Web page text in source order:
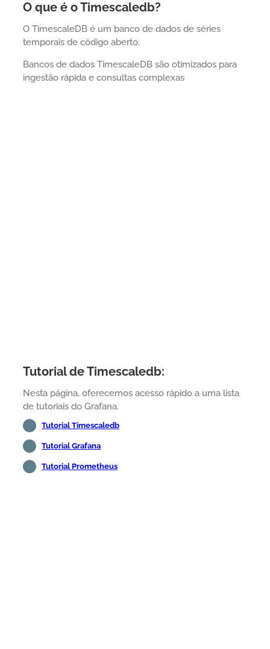
O que é o Timescaledb?
O TimescaleDB é um banco de dados de séries
temporais de código aberto.
Bancos de dados TimescaleDB são otimizados para
ingestão rápida e consultas complexas
Tutorial de Timescaledb:
Nesta página, oferecemos acesso rápido a uma lista
de tutoriais do Grafana.
Tutorial Timescaledb
Tutorial Grafana
Tutorial Prometheus